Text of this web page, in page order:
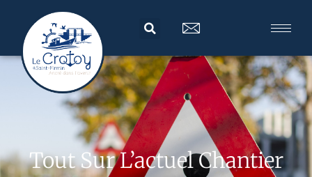
Tout Sur L’actuel Chantier